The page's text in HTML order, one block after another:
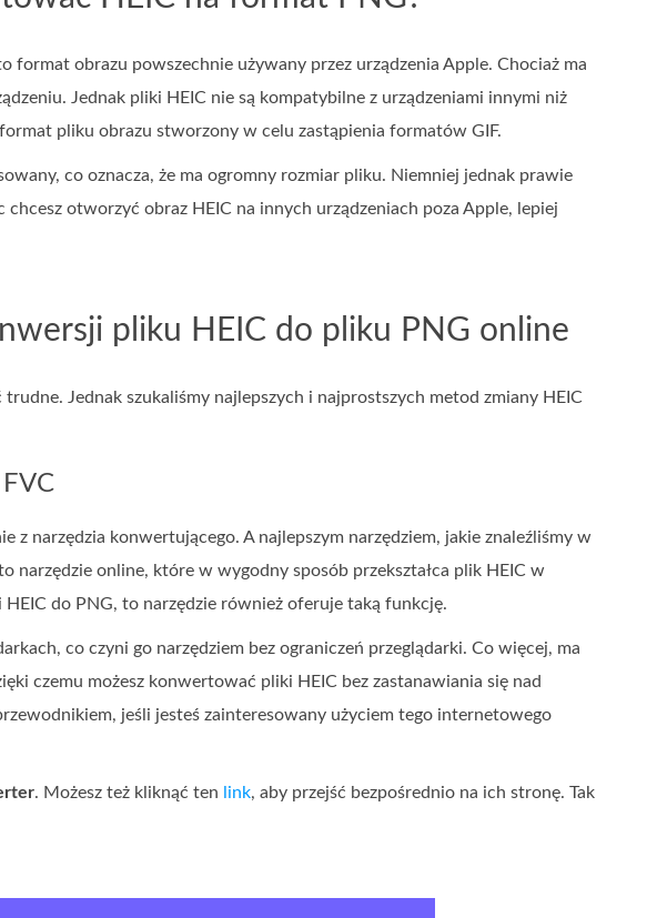
obrazu powszechnie używany przez urządzenia Apple. Chociaż ma
Jednak pliki HEIC nie są kompatybilne z urządzeniami innymi niż
pliku obrazu stworzony w celu zastąpienia formatów GIF.
co oznacza, że ma ogromny rozmiar pliku. Niemniej jednak prawie
otworzyć obraz HEIC na innych urządzeniach poza Apple, lepiej
pliku HEIC do pliku PNG online
Jednak szukaliśmy najlepszych i najprostszych metod zmiany HEIC
z narzędzia konwertującego. A najlepszym narzędziem, jakie znaleźliśmy w
narzędzie online, które w wygodny sposób przekształca plik HEIC w
do PNG, to narzędzie również oferuje taką funkcję.
co czyni go narzędziem bez ograniczeń przeglądarki. Co więcej, ma
czemu możesz konwertować pliki HEIC bez zastanawiania się nad
jeśli jesteś zainteresowany użyciem tego internetowego
. Możesz też kliknąć ten link, aby przejść bezpośrednio na ich stronę. Tak